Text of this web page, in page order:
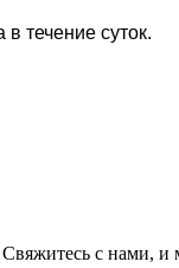
в течение суток.
с нами, и